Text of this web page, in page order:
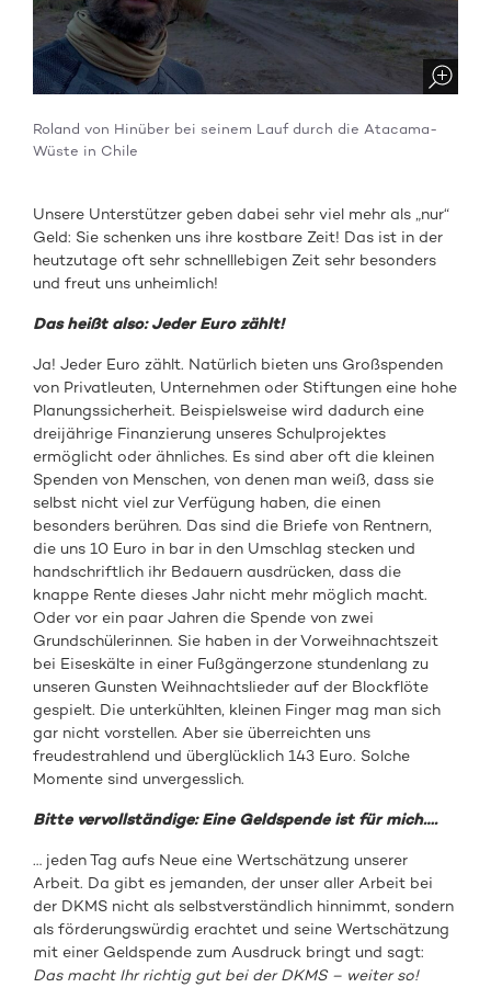
Roland von Hinüber bei seinem Lauf durch die Atacama-
Wüste in Chile
Unsere Unterstützer geben dabei sehr viel mehr als „nur“
Geld: Sie schenken uns ihre kostbare Zeit! Das ist in der
heutzutage oft sehr schnelllebigen Zeit sehr besonders
und freut uns unheimlich!
Das heißt also: Jeder Euro zählt!
Ja! Jeder Euro zählt. Natürlich bieten uns Großspenden
von Privatleuten, Unternehmen oder Stiftungen eine hohe
Planungssicherheit. Beispielsweise wird dadurch eine
dreijährige Finanzierung unseres Schulprojektes
ermöglicht oder ähnliches. Es sind aber oft die kleinen
Spenden von Menschen, von denen man weiß, dass sie
selbst nicht viel zur Verfügung haben, die einen
besonders berühren. Das sind die Briefe von Rentnern,
die uns 10 Euro in bar in den Umschlag stecken und
handschriftlich ihr Bedauern ausdrücken, dass die
knappe Rente dieses Jahr nicht mehr möglich macht.
Oder vor ein paar Jahren die Spende von zwei
Grundschülerinnen. Sie haben in der Vorweihnachtszeit
bei Eiseskälte in einer Fußgängerzone stundenlang zu
unseren Gunsten Weihnachtslieder auf der Blockflöte
gespielt. Die unterkühlten, kleinen Finger mag man sich
gar nicht vorstellen. Aber sie überreichten uns
freudestrahlend und überglücklich 143 Euro. Solche
Momente sind unvergesslich.
Bitte vervollständige: Eine Geldspende ist für mich….
… jeden Tag aufs Neue eine Wertschätzung unserer
Arbeit. Da gibt es jemanden, der unser aller Arbeit bei
der DKMS nicht als selbstverständlich hinnimmt, sondern
als förderungswürdig erachtet und seine Wertschätzung
mit einer Geldspende zum Ausdruck bringt und sagt:
Das macht Ihr richtig gut bei der DKMS – weiter so!